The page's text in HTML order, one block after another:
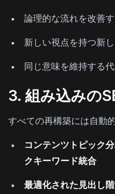
論理的な流れを改善
新しい視点を持つ新
同じ意味を維持する
3. 組み込みの
すべての再構築には自動
コンテンツトピック
クキーワード統合
最適化された見出し